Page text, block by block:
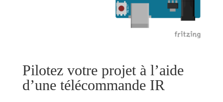
Pilotez votre projet à l’aide
d’une télécommande IR